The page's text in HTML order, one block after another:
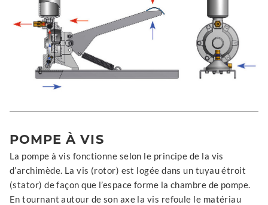
POMPE À VIS
La pompe à vis fonctionne selon le principe de la vis
d’archimède. La vis (rotor) est logée dans un tuyau étroit
(stator) de façon que l’espace forme la chambre de pompe.
En tournant autour de son axe la vis refoule le matériau